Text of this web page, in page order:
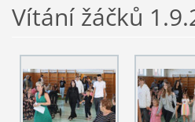
Vítání žáčků